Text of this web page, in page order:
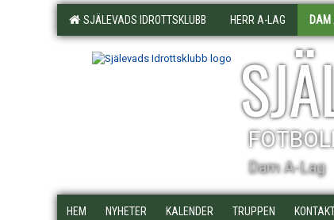
SJÄLEVADS IDROTTSKLUBB HERR A-LAG DAM
Dam A-Lag
HEM NYHETER KALENDER TRUPPEN